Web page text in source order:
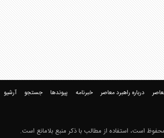
درباره راهبرد معاصر خبرنامه پیوندها جستجو آرشیو
است، استفاده از مطالب با ذکر منبع بلامانع است.